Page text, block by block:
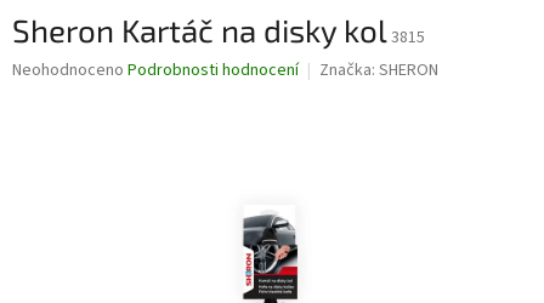
Sheron Kartáč na disky kol3815
Průměrné
Neohodnoceno Podrobnosti hodnocení Značka: SHERON